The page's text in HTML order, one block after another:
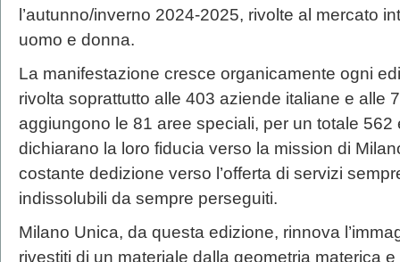
l’autunno/inverno 2024-2025, rivolte al mercato
uomo e donna.
La manifestazione cresce organicamente ogni
rivolta soprattutto alle 403 aziende italiane e alle
aggiungono le 81 aree speciali, per un totale 562
dichiarano la loro fiducia verso la mission di
costante dedizione verso l’offerta di servizi
indissolubili da sempre perseguiti.
Milano Unica, da questa edizione, rinnova
rivestiti di un materiale dalla geometria materica